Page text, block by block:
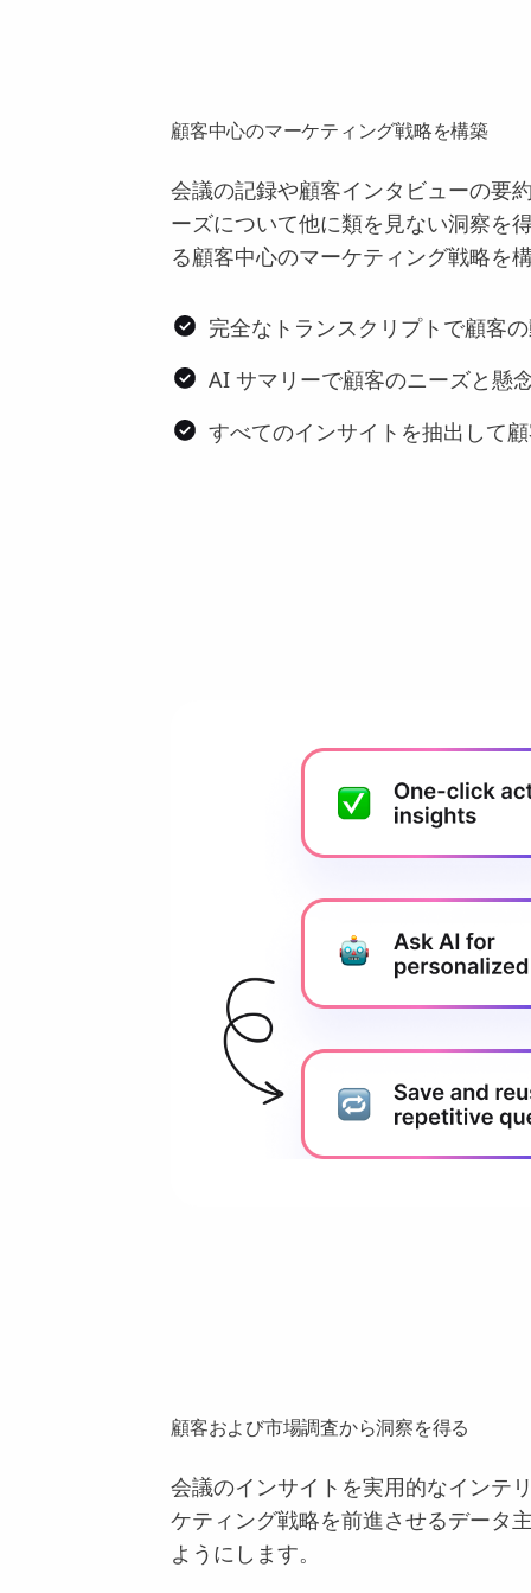
顧客中心のマーケティング戦略を構築
会議の記録や顧客インタビューの要
ーズについて他に類を見ない洞察を
る顧客中心のマーケティング戦略を
完全なトランスクリプトで顧客
AI サマリーで顧客のニーズと懸
すべてのインサイトを抽出して
顧客および市場調査から洞察を得る
会議のインサイトを実用的なインテ
ケティング戦略を前進させるデータ
ようにします。